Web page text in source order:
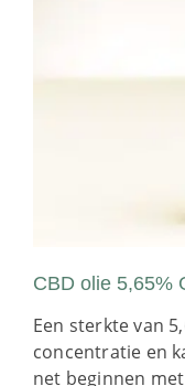
CBD olie 5,65%
Een sterkte van
concentratie en
net beginnen